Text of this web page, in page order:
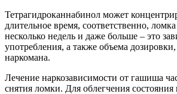
Тетрагидроканнабинол может
длительное время, соответственно,
несколько недель и даже больше – это
употребления, а также объема
наркомана.
Лечение наркозависимости от гашиша
снятия ломки. Для облегчения состояния